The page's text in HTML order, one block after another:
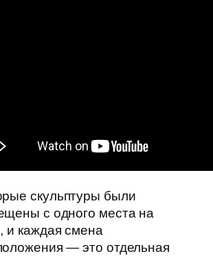
скульптуры были
с одного места на
и каждая смена
— это отдельная